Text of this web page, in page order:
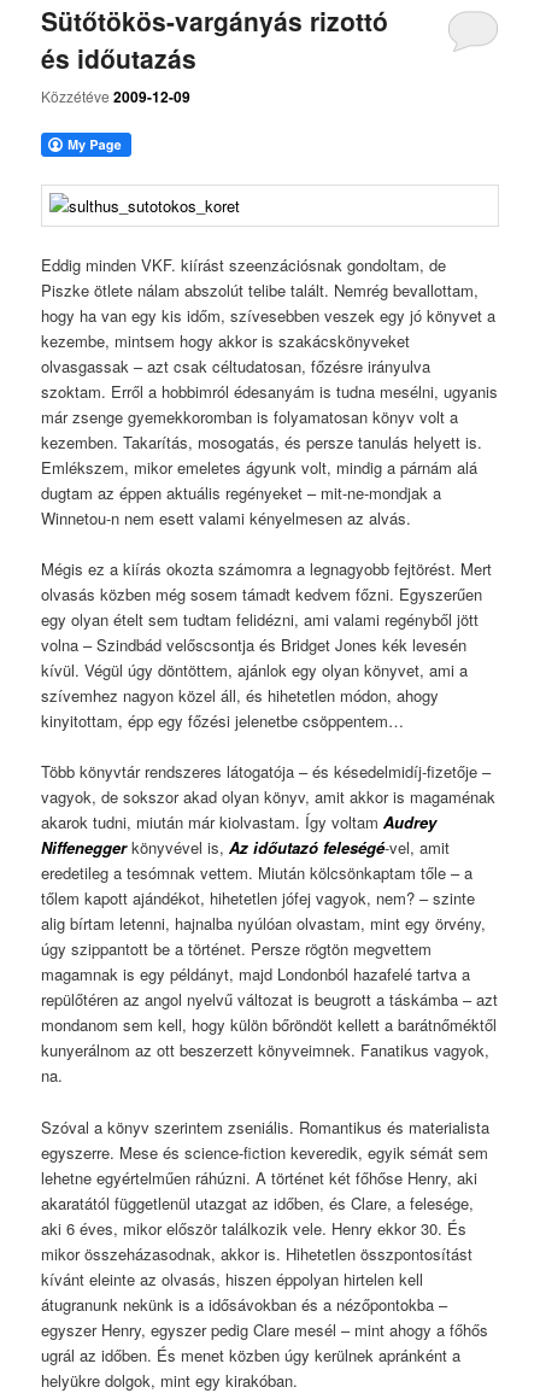
Sütőtökös-vargányás rizottó
és időutazás
Közzétéve2009-12-09
Eddig minden VKF. kiírást szeenzációsnak gondoltam, de
Piszke ötlete nálam abszolút telibe talált. Nemrég bevallottam,
hogy ha van egy kis időm, szívesebben veszek egy jó könyvet a
kezembe, mintsem hogy akkor is szakácskönyveket
olvasgassak – azt csak céltudatosan, főzésre irányulva
szoktam. Erről a hobbimról édesanyám is tudna mesélni, ugyanis
már zsenge gyemekkoromban is folyamatosan könyv volt a
kezemben. Takarítás, mosogatás, és persze tanulás helyett is.
Emlékszem, mikor emeletes ágyunk volt, mindig a párnám alá
dugtam az éppen aktuális regényeket – mit-ne-mondjak a
Winnetou-n nem esett valami kényelmesen az alvás.
Mégis ez a kiírás okozta számomra a legnagyobb fejtörést. Mert
olvasás közben még sosem támadt kedvem főzni. Egyszerűen
egy olyan ételt sem tudtam felidézni, ami valami regényből jött
volna – Szindbád velőscsontja és Bridget Jones kék levesén
kívül. Végül úgy döntöttem, ajánlok egy olyan könyvet, ami a
szívemhez nagyon közel áll, és hihetetlen módon, ahogy
kinyitottam, épp egy főzési jelenetbe csöppentem…
Több könyvtár rendszeres látogatója – és késedelmidíj-fizetője –
vagyok, de sokszor akad olyan könyv, amit akkor is magaménak
akarok tudni, miután már kiolvastam. Így voltamAudrey
Niffeneggerkönyvével is,Az időutazó feleségé-vel, amit
eredetileg a tesómnak vettem. Miután kölcsönkaptam tőle – a
tőlem kapott ajándékot, hihetetlen jófej vagyok, nem? – szinte
alig bírtam letenni, hajnalba nyúlóan olvastam, mint egy örvény,
úgy szippantott be a történet. Persze rögtön megvettem
magamnak is egy példányt, majd Londonból hazafelé tartva a
repülőtéren az angol nyelvű változat is beugrott a táskámba – azt
mondanom sem kell, hogy külön bőröndöt kellett a barátnőméktől
kunyerálnom az ott beszerzett könyveimnek. Fanatikus vagyok,
na.
Szóval a könyv szerintem zseniális. Romantikus és materialista
egyszerre. Mese és science-fiction keveredik, egyik sémát sem
lehetne egyértelműen ráhúzni. A történet két főhőse Henry, aki
akaratától függetlenül utazgat az időben, és Clare, a felesége,
aki 6 éves, mikor először találkozik vele. Henry ekkor 30. És
mikor összeházasodnak, akkor is. Hihetetlen összpontosítást
kívánt eleinte az olvasás, hiszen éppolyan hirtelen kell
átugranunk nekünk is a idősávokban és a nézőpontokba –
egyszer Henry, egyszer pedig Clare mesél – mint ahogy a főhős
ugrál az időben. És menet közben úgy kerülnek apránként a
helyükre dolgok, mint egy kirakóban.